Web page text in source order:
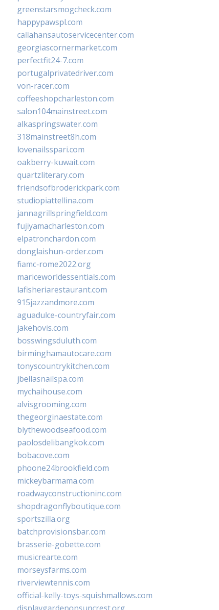
greenstarsmogcheck.com
happypawspl.com
callahansautoservicecenter.com
georgiascornermarket.com
perfectfit24-7.com
portugalprivatedriver.com
von-racer.com
coffeeshopcharleston.com
salon104mainstreet.com
alkaspringswater.com
318mainstreet8h.com
lovenailsspari.com
oakberry-kuwait.com
quartzliterary.com
friendsofbroderickpark.com
studiopiattellina.com
jannagrillspringfield.com
fujiyamacharleston.com
elpatronchardon.com
donglaishun-order.com
fiamc-rome2022.org
mariceworldessentials.com
lafisheriarestaurant.com
915jazzandmore.com
aguadulce-countryfair.com
jakehovis.com
bosswingsduluth.com
birminghamautocare.com
tonyscountrykitchen.com
jbellasnailspa.com
mychaihouse.com
alvisgrooming.com
thegeorginaestate.com
blythewoodseafood.com
paolosdelibangkok.com
bobacove.com
phoone24brookfield.com
mickeybarmama.com
roadwayconstructioninc.com
shopdragonflyboutique.com
sportszilla.org
batchprovisionsbar.com
brasserie-gobette.com
musicrearte.com
morseysfarms.com
riverviewtennis.com
official-kelly-toys-squishmallows.com